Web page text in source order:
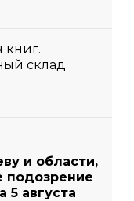
книг.
склад
и области,
подозрение
августа